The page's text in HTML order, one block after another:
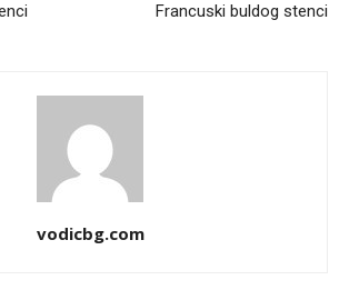
Francuski buldog stenci
vodicbg.com